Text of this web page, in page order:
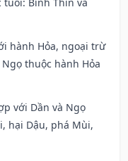
hành Hỏa, ngoại trừ
thuộc hành Hỏa
với Dần và Ngọ
hại Dậu, phá Mùi,